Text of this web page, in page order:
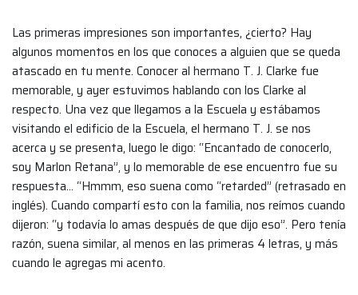
Las primeras impresiones son importantes, ¿cierto? Hay
algunos momentos en los que conoces a alguien que se queda
atascado en tu mente. Conocer al hermano T. J. Clarke fue
memorable, y ayer estuvimos hablando con los Clarke al
respecto. Una vez que llegamos a la Escuela y estábamos
visitando el edificio de la Escuela, el hermano T. J. se nos
acerca y se presenta, luego le digo: “Encantado de conocerlo,
soy Marlon Retana”, y lo memorable de ese encuentro fue su
respuesta… “Hmmm, eso suena como “retarded” (retrasado en
inglés). Cuando compartí esto con la familia, nos reímos cuando
dijeron: “y todavía lo amas después de que dijo eso”. Pero tenía
razón, suena similar, al menos en las primeras 4 letras, y más
cuando le agregas mi acento.